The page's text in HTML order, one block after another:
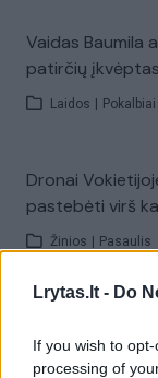
Lrytas.lt - Do
If you wish to
processing of
Vaidas Baumila
patirčių
Laidos
Dronai
pastebėti virš
Žinios Pasaulis